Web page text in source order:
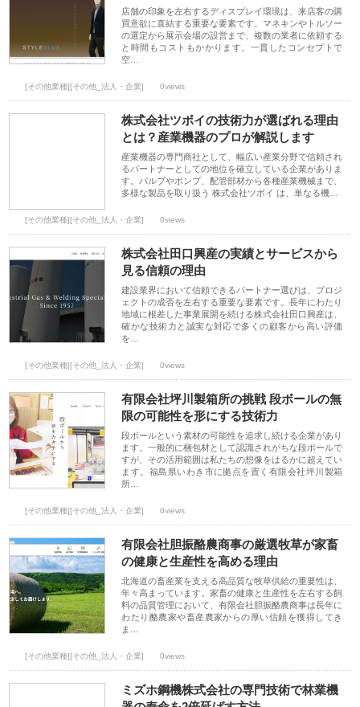
店舗の印象を左右するディスプレイ環境は、来店客の購
買意欲に直結する重要な要素です。マネキンやトルソー
の選定から展示会場の設営まで、複数の業者に依頼する
と時間もコストもかかります。一貫したコンセプトで
空…
[その他業種][その他_法人・企業] 0views
株式会社ツボイの技術力が選ばれる理由
とは？産業機器のプロが解説します
産業機器の専門商社として、幅広い産業分野で信頼され
るパートナーとしての地位を確立している企業がありま
す。バルブやポンプ、配管部材から各種産業機械まで、
多様な製品を取り扱う 株式会社ツボイ は、単なる機…
[その他業種][その他_法人・企業] 0views
株式会社田口興産の実績とサービスから
見る信頼の理由
建設業界において信頼できるパートナー選びは、プロジ
ェクトの成否を左右する重要な要素です。長年にわたり
地域に根差した事業展開を続ける株式会社田口興産は、
確かな技術力と誠実な対応で多くの顧客から高い評価
を…
[その他業種][その他_法人・企業] 0views
有限会社坪川製箱所の挑戦 段ボールの無
限の可能性を形にする技術力
段ボールという素材の可能性を追求し続ける企業があり
ます。一般的に梱包材として認識されがちな段ボールで
すが、その活用範囲は私たちの想像をはるかに超えてい
ます。福島県いわき市に拠点を置く有限会社坪川製箱
所…
[その他業種][その他_法人・企業] 0views
有限会社胆振酪農商事の厳選牧草が家畜
の健康と生産性を高める理由
北海道の畜産業を支える高品質な牧草供給の重要性は、
年々高まっています。家畜の健康と生産性を左右する飼
料の品質管理において、有限会社胆振酪農商事は長年に
わたり酪農家や畜産農家からの厚い信頼を獲得してき
ま…
[その他業種][その他_法人・企業] 0views
ミズホ鋼機株式会社の専門技術で林業機